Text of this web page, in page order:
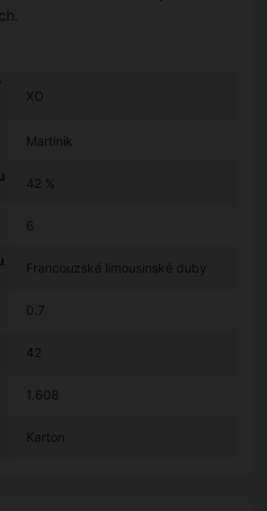
XO
Martinik
42 %
6
Francouzské limousinské duby
0.7
42
1.608
Karton